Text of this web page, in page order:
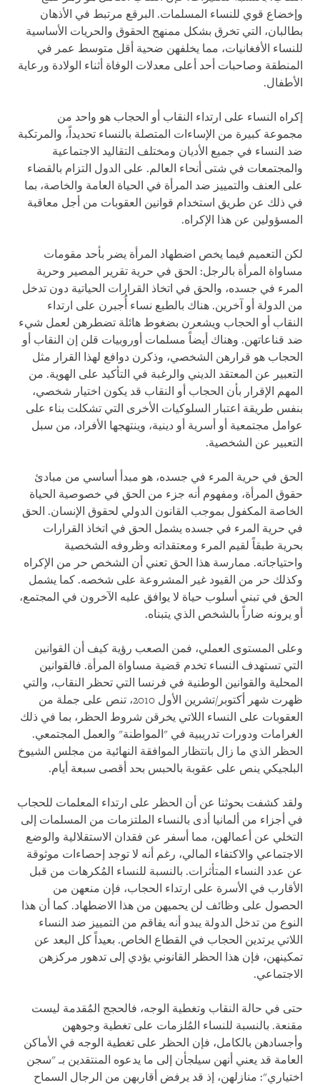
وإخضاع قوي للنساء المسلمات. البرقع مرتبط في الأذهان
بطالبان، التي تخرق بشكل ممنهج الحقوق والحريات الأساسية
للنساء الأفغانيات، مما يخلفهن ضحية أقل متوسط عمر في
المنطقة وصاحبات أحد أعلى معدلات الوفاة أثناء الولادة ورعاية
الأطفال.
إكراه النساء على ارتداء النقاب أو الحجاب هو واحد من
مجموعة كبيرة من الإساءات المتصلة بالنساء تحديداً، والمرتكبة
ضد النساء في جميع الأديان ومختلف التقاليد الاجتماعية
والمجتمعات في شتى أنحاء العالم. على الدول التزام بالقضاء
على العنف والتمييز ضد المرأة في الحياة العامة والخاصة، بما
في ذلك عن طريق استخدام قوانين العقوبات من أجل معاقبة
المسؤولين عن هذا الإكراه.
لكن التعميم فيما يخص اضطهاد المرأة يضر بأحد مقومات
مساواة المرأة بالرجل: الحق في حرية تقرير المصير وحرية
المرء في جسده، والحق في اتخاذ القرارات الحياتية دون تدخل
من الدولة أو آخرين. هناك بالطبع نساء أُجبرن على ارتداء
النقاب أو الحجاب ويشعرن بضغوط هائلة تضطرهن لعمل شيء
ضد قناعاتهن. وهناك أيضاً مسلمات أوروبيات قلن إن النقاب أو
الحجاب هو قرارهن الشخصي، وذكرن دوافع لهذا القرار مثل
التعبير عن المعتقد الديني والرغبة في التأكيد على الهوية. من
المهم الإقرار بأن الحجاب أو النقاب قد يكون اختيار شخصي،
بنفس طريقة اعتبار السلوكيات الأخرى التي تشكلت بناء على
عوامل مجتمعية أو أسرية أو دينية، وينتهجها الأفراد، من سبل
التعبير عن الشخصية.
الحق في حرية المرء في جسده، هو مبدأ أساسي من مبادئ
حقوق المرأة، ومفهوم أنه جزء من الحق في خصوصية الحياة
الخاصة المكفول بموجب القانون الدولي لحقوق الإنسان. الحق
في حرية المرء في جسده يشمل الحق في اتخاذ القرارات
بحرية طبقاً لقيم المرء ومعتقداته وظروفه الشخصية
واحتياجاته. ممارسة هذا الحق تعني أن الشخص حر من الإكراه
وكذلك حر من القيود غير المشروعة على شخصه. كما يشمل
الحق في تبني أسلوب حياة لا يوافق عليه الآخرون في المجتمع،
أو يرونه ضاراً بالشخص الذي يتبناه.
وعلى المستوى العملي، فمن الصعب رؤية كيف أن القوانين
التي تستهدف النساء تخدم قضية مساواة المرأة. فالقوانين
المحلية والقوانين الوطنية في فرنسا التي تحظر النقاب، والتي
ظهرت شهر أكتوبر/تشرين الأول 2010، تنص على جملة من
العقوبات على النساء اللاتي يخرقن شروط الحظر، بما في ذلك
الغرامات ودورات تدريبية في "المواطنة" والعمل المجتمعي.
الحظر الذي ما زال بانتظار الموافقة النهائية من مجلس الشيوخ
البلجيكي ينص على عقوبة بالحبس بحد أقصى سبعة أيام.
ولقد كشفت بحوثنا عن أن الحظر على ارتداء المعلمات للحجاب
في أجزاء من ألمانيا أدى بالنساء الملتزمات من المسلمات إلى
التخلي عن أعمالهن، مما أسفر عن فقدان الاستقلالية والوضع
الاجتماعي والاكتفاء المالي، رغم أنه لا توجد إحصاءات موثوقة
عن عدد النساء المتأثرات. بالنسبة للنساء المُكرهات من قبل
الأقارب في الأسرة على ارتداء الحجاب، فإن منعهن من
الحصول على وظائف لن يحميهن من هذا الاضطهاد. كما أن هذا
النوع من تدخل الدولة يبدو أنه يفاقم من التمييز ضد النساء
اللاتي يرتدين الحجاب في القطاع الخاص. بعيداً كل البعد عن
تمكينهن، فإن هذا الحظر القانوني يؤدي إلى تدهور مركزهن
الاجتماعي.
حتى في حالة النقاب وتغطية الوجه، فالحجج المُقدمة ليست
مقنعة. بالنسبة للنساء المُلزمات على تغطية وجوههن
وأجسادهن بالكامل، فإن الحظر على تغطية الوجه في الأماكن
العامة قد يعني أنهن سيلجأن إلى ما يدعوه المنتقدين بـ "سجن
اختياري": منازلهن، إذ قد يرفض أقاربهن من الرجال السماح